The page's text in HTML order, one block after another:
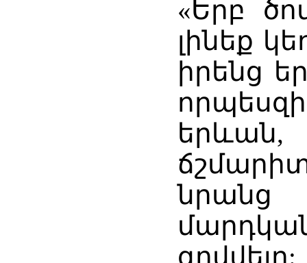
«Երբ
լինեք
իրենց